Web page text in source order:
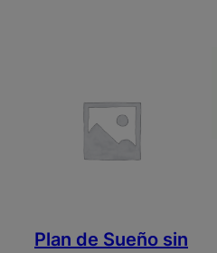
Plan de Sueño sin